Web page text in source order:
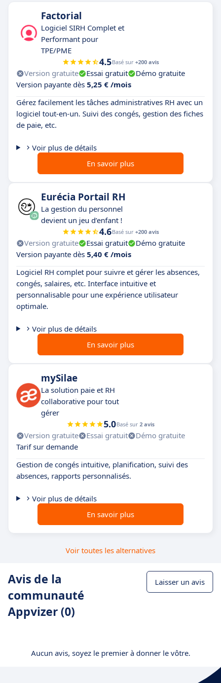
Factorial
Logiciel SIRH Complet et
Performant pour
TPE/PME
4.5Basé sur +200 avis
Version gratuite Essai gratuit
Démo gratuite
Version payante dès 5,25 € /mois
Gérez facilement les tâches administratives RH avec un
logiciel tout-en-un. Suivi des congés, gestion des fiches
de paie, etc.
Voir plus de détails
En savoir plus
Eurécia Portail RH
La gestion du personnel
devient un jeu d’enfant !
4.6Basé sur +200 avis
Version gratuite Essai gratuit
Démo gratuite
Version payante dès 5,40 € /mois
Logiciel RH complet pour suivre et gérer les absences,
congés, salaires, etc. Interface intuitive et
personnalisable pour une expérience utilisateur
optimale.
Voir plus de détails
En savoir plus
mySilae
La solution paie et RH
collaborative pour tout
gérer
5.0Basé sur 2 avis
Version gratuite Essai gratuit
Démo gratuite
Tarif sur demande
Gestion de congés intuitive, planification, suivi des
absences, rapports personnalisés.
Voir plus de détails
En savoir plus
Voir toutes les alternatives
Avis de la
communauté
Appvizer (0)
Laisser un avis
Aucun avis, soyez le premier à donner le vôtre.